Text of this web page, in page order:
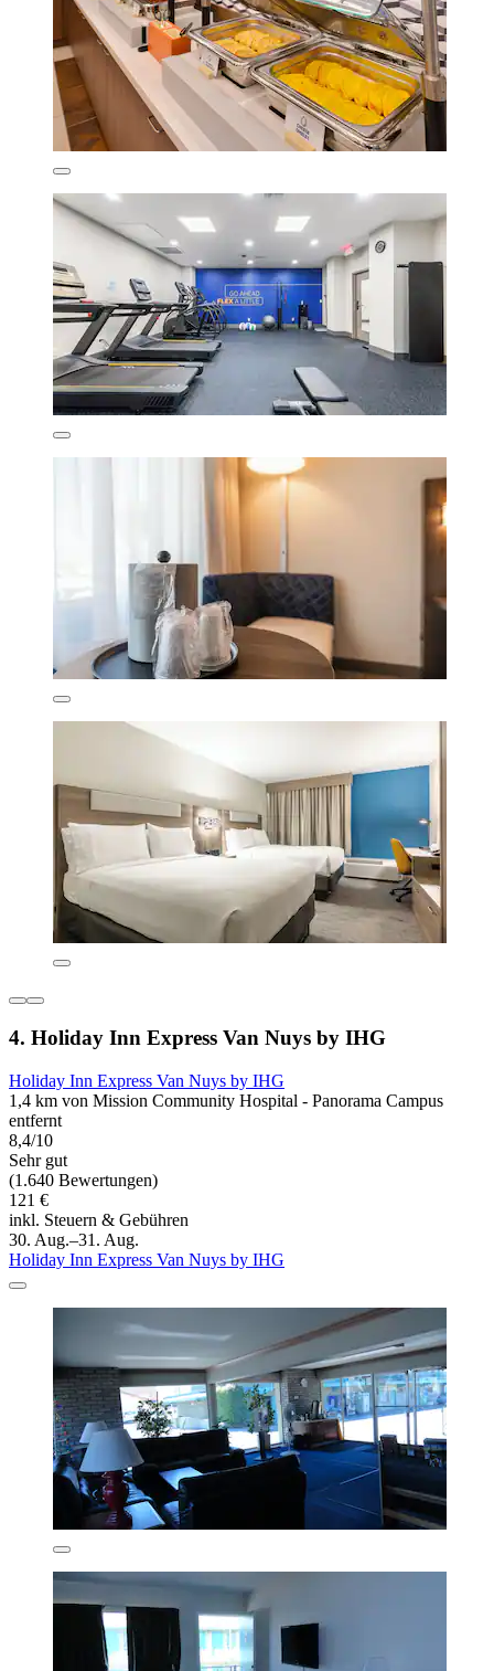
4. Holiday Inn Express Van Nuys by IHG
Holiday Inn Express Van Nuys by IHG
1,4 km von Mission Community Hospital - Panorama Campus
entfernt
8,4/10
Sehr gut
(1.640 Bewertungen)
121 €
inkl. Steuern & Gebühren
30. Aug.–31. Aug.
Holiday Inn Express Van Nuys by IHG